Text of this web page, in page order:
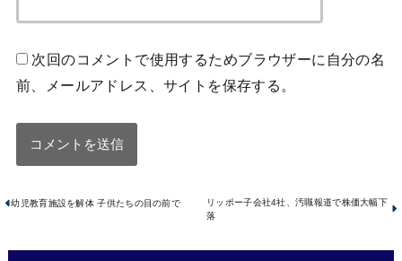
次回のコメントで使用するためブラウザーに自分の名
前、メールアドレス、サイトを保存する。
幼児教育施設を解体 子供たちの目の前で
リッポー子会社4社、汚職報道で株価大幅下
落